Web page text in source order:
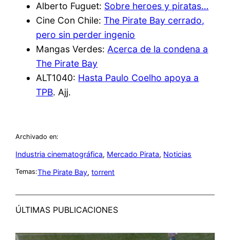
Alberto Fuguet: Sobre heroes y piratas…
Cine Con Chile:The Pirate Bay cerrado,
pero sin perder ingenio
Mangas Verdes:Acerca de la condena a
The Pirate Bay
ALT1040: Hasta Paulo Coelho apoya a
TPB. Ajj.
Archivado en:
Industria cinematográfica, Mercado Pirata, Noticias
Temas:The Pirate Bay, torrent
ÚLTIMAS PUBLICACIONES